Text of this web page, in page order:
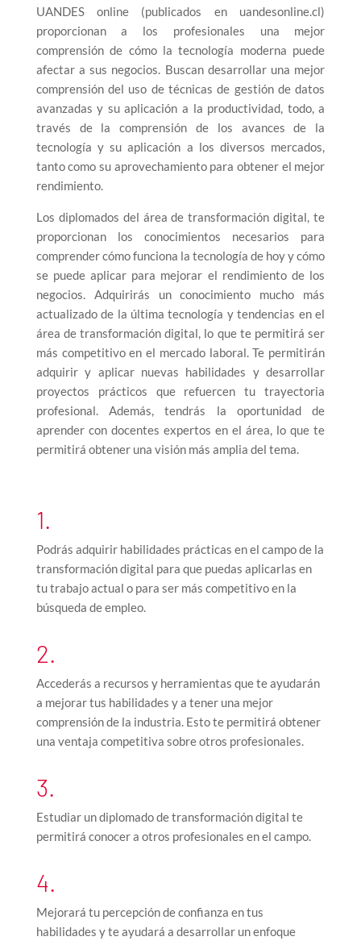
UANDES online (publicados en uandesonline.cl)
proporcionan a los profesionales una mejor
comprensión de cómo la tecnología moderna puede
afectar a sus negocios. Buscan desarrollar una mejor
comprensión del uso de técnicas de gestión de datos
avanzadas y su aplicación a la productividad, todo, a
través de la comprensión de los avances de la
tecnología y su aplicación a los diversos mercados,
tanto como su aprovechamiento para obtener el mejor
rendimiento.
Los diplomados del área de transformación digital, te
proporcionan los conocimientos necesarios para
comprender cómo funciona la tecnología de hoy y cómo
se puede aplicar para mejorar el rendimiento de los
negocios. Adquirirás un conocimiento mucho más
actualizado de la última tecnología y tendencias en el
área de transformación digital, lo que te permitirá ser
más competitivo en el mercado laboral. Te permitirán
adquirir y aplicar nuevas habilidades y desarrollar
proyectos prácticos que refuercen tu trayectoria
profesional. Además, tendrás la oportunidad de
aprender con docentes expertos en el área, lo que te
permitirá obtener una visión más amplia del tema.
1.
Podrás adquirir habilidades prácticas en el campo de la
transformación digital para que puedas aplicarlas en
tu trabajo actual o para ser más competitivo en la
búsqueda de empleo.
2.
Accederás a recursos y herramientas que te ayudarán
a mejorar tus habilidades y a tener una mejor
comprensión de la industria. Esto te permitirá obtener
una ventaja competitiva sobre otros profesionales.
3.
Estudiar un diplomado de transformación digital te
permitirá conocer a otros profesionales en el campo.
4.
Mejorará tu percepción de confianza en tus
habilidades y te ayudará a desarrollar un enfoque